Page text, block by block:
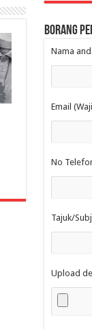
Borang
Nama
Email
No
Tajuk/
Upload